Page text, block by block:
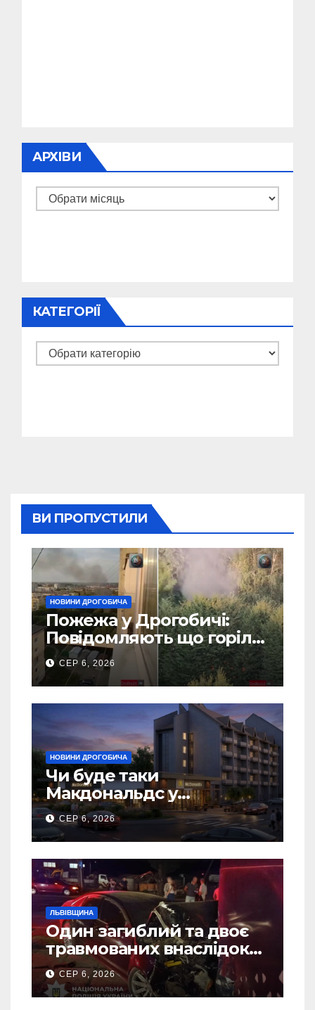
АРХІВИ
Архіви
КАТЕГОРІЇ
Категорії
ВИ ПРОПУСТИЛИ
НОВИНИ ДРОГОБИЧА
Пожежа у Дрогобичі:
Повідомляють що горіло
5 гаражів (Відео)
СЕР 6, 2026
НОВИНИ ДРОГОБИЧА
Чи буде таки
Макдональдс у
Дрогобичі? (Фото)
СЕР 6, 2026
ЛЬВІВЩИНА
Один загиблий та двоє
травмованих внаслідок
ДТП на Самбірщині
СЕР 6, 2026